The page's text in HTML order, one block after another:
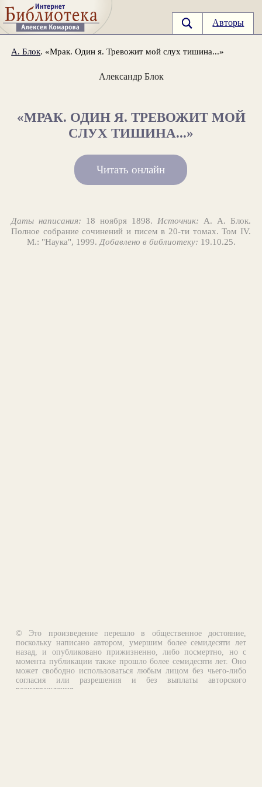
Авторы
А. Блок. «Мрак. Один я. Тревожит мой слух тишина...»
Александр Блок
«МРАК. ОДИН Я. ТРЕВОЖИТ МОЙ
СЛУХ ТИШИНА...»
Читать онлайн
Даты написания: 18 ноября 1898. Источник: А. А. Блок.
Полное собрание сочинений и писем в 20-ти томах. Том IV.
М.: "Наука", 1999.Добавлено в библиотеку: 19.10.25.
© Это произведение перешло в общественное достояние,
поскольку написано автором, умершим более семидесяти лет
назад, и опубликовано прижизненно, либо посмертно, но с
момента публикации также прошло более семидесяти лет. Оно
может свободно использоваться любым лицом без чьего-либо
согласия или разрешения и без выплаты авторского
вознаграждения.